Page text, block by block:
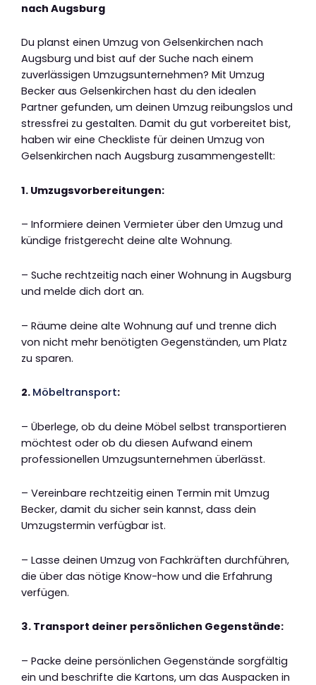
nach Augsburg
Du planst einen Umzug von Gelsenkirchen nach
Augsburg und bist auf der Suche nach einem
zuverlässigen Umzugsunternehmen? Mit Umzug
Becker aus Gelsenkirchen hast du den idealen
Partner gefunden, um deinen Umzug reibungslos und
stressfrei zu gestalten. Damit du gut vorbereitet bist,
haben wir eine Checkliste für deinen Umzug von
Gelsenkirchen nach Augsburg zusammengestellt:
1. Umzugsvorbereitungen:
– Informiere deinen Vermieter über den Umzug und
kündige fristgerecht deine alte Wohnung.
– Suche rechtzeitig nach einer Wohnung in Augsburg
und melde dich dort an.
– Räume deine alte Wohnung auf und trenne dich
von nicht mehr benötigten Gegenständen, um Platz
zu sparen.
2. Möbeltransport:
– Überlege, ob du deine Möbel selbst transportieren
möchtest oder ob du diesen Aufwand einem
professionellen Umzugsunternehmen überlässt.
– Vereinbare rechtzeitig einen Termin mit Umzug
Becker, damit du sicher sein kannst, dass dein
Umzugstermin verfügbar ist.
– Lasse deinen Umzug von Fachkräften durchführen,
die über das nötige Know-how und die Erfahrung
verfügen.
3. Transport deiner persönlichen Gegenstände:
– Packe deine persönlichen Gegenstände sorgfältig
ein und beschrifte die Kartons, um das Auspacken in